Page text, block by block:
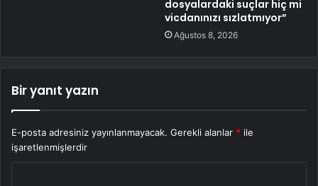
dosyalardaki suçlar hiç mi
vicdanınızı sızlatmıyor”
Ağustos 8, 2026
Bir yanıt yazın
E-posta adresiniz yayınlanmayacak. Gerekli alanlar * ile
işaretlenmişlerdir